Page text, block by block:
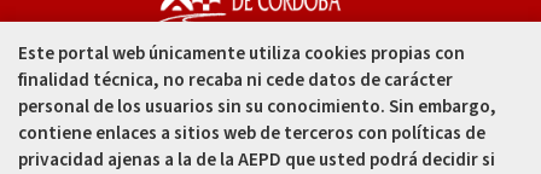
Capitulares, 1. 14002
Córdoba - España
957 49 99 00
Este portal web únicamente utiliza cookies propias con
finalidad técnica, no recaba ni cede datos de carácter
personal de los usuarios sin su conocimiento. Sin embargo,
contiene enlaces a sitios web de terceros con políticas de
privacidad ajenas a la de la AEPD que usted podrá decidir si